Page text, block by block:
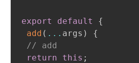
export default
{
add ( ... args )
{
// add
return
this ;